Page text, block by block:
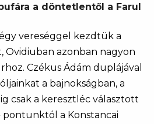
a döntetlentől a Farul
vereséggel kezdtük a
Ovidiuban azonban nagyon
Czékus Ádám duplájával
a bajnokságban, a
csak a keresztléc választott
a Konstancai